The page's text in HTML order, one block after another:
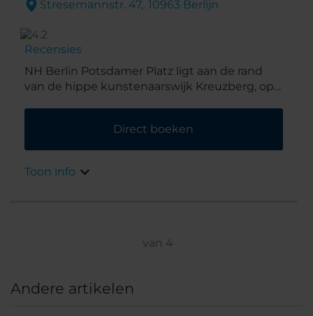
Stresemannstr. 47,. 10963 Berlijn
Recensies
NH Berlin Potsdamer Platz ligt aan de rand
van de hippe kunstenaarswijk Kreuzberg, op
eens 10 minuten lopen bent u bij de
belangrijkste bezienswaardigheden van de
Holocaust-monument en de Reichstag.
Direct boeken
Toon info
van 4
Andere artikelen